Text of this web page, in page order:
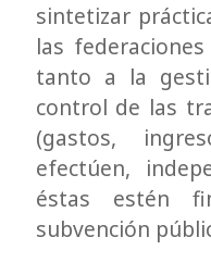
sintetizar
las
tanto a la
control de las
(gastos,
efectúen,
éstas estén
subvención